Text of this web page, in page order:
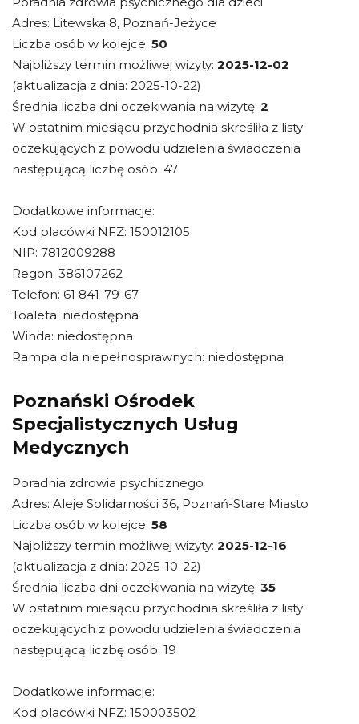
Adres: Litewska 8, Poznań-Jeżyce
Liczba osób w kolejce: 50
Najbliższy termin możliwej wizyty: 2025-12-02
(aktualizacja z dnia: 2025-10-22)
Średnia liczba dni oczekiwania na wizytę: 2
W ostatnim miesiącu przychodnia skreśliła z listy
oczekujących z powodu udzielenia świadczenia
następującą liczbę osób: 47
Dodatkowe informacje:
Kod placówki NFZ: 150012105
NIP: 7812009288
Regon: 386107262
Telefon: 61 841-79-67
Toaleta: niedostępna
Winda: niedostępna
Rampa dla niepełnosprawnych: niedostępna
Poznański Ośrodek
Specjalistycznych Usług
Medycznych
Poradnia zdrowia psychicznego
Adres: Aleje Solidarności 36, Poznań-Stare Miasto
Liczba osób w kolejce: 58
Najbliższy termin możliwej wizyty: 2025-12-16
(aktualizacja z dnia: 2025-10-22)
Średnia liczba dni oczekiwania na wizytę: 35
W ostatnim miesiącu przychodnia skreśliła z listy
oczekujących z powodu udzielenia świadczenia
następującą liczbę osób: 19
Dodatkowe informacje:
Kod placówki NFZ: 150003502